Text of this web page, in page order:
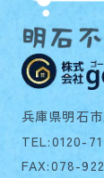
兵庫県明石
TEL:0120-
FAX:078-